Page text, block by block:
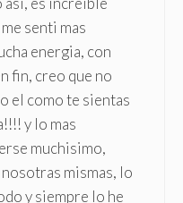
senti mas
energia, con
fin, creo que no
el como te sientas
y lo mas
muchisimo,
mismas, lo
y siempre lo he